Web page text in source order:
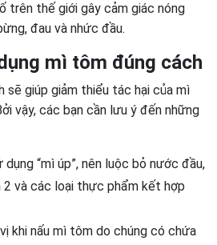
trên thế giới gây cảm giác nóng
đau và nhức đầu.
mì tôm đúng cách
sẽ giúp giảm thiểu tác hại của mì
vậy, các bạn cần lưu ý đến những
“mì úp”, nên luộc bỏ nước đầu,
2 và các loại thực phẩm kết hợp
khi nấu mì tôm do chúng có chứa